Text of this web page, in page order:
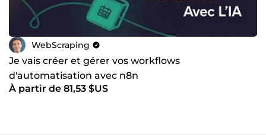
WebScraping
Je vais créer et gérer vos workflows
d'automatisation avec n8n
À partir de 81,53 $US